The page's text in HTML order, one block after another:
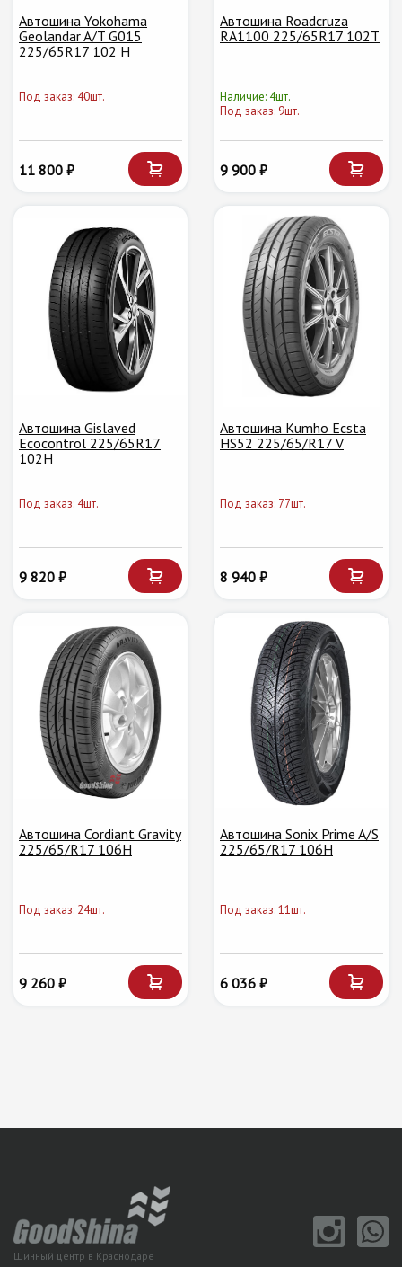
Автошина Yokohama
Geolandar A/T G015
225/65R17 102 H
Под заказ: 40шт.
11 800 ₽
Автошина Roadcruza
RA1100 225/65R17 102T
Наличие: 4шт.
Под заказ: 9шт.
9 900 ₽
Автошина Gislaved
Ecocontrol 225/65R17
102H
Под заказ: 4шт.
9 820 ₽
Автошина Kumho Ecsta
HS52 225/65/R17 V
Под заказ: 77шт.
8 940 ₽
Автошина Cordiant Gravity
225/65/R17 106H
Под заказ: 24шт.
9 260 ₽
Автошина Sonix Prime A/S
225/65/R17 106H
Под заказ: 11шт.
6 036 ₽
Шинный центр в Краснодаре